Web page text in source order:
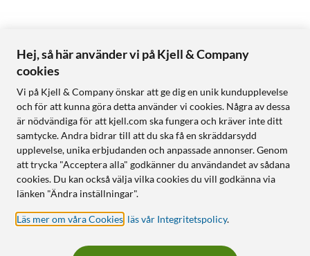
Hej, så här använder vi på Kjell & Company
cookies
Vi på Kjell & Company önskar att ge dig en unik kundupplevelse
och för att kunna göra detta använder vi cookies. Några av dessa
är nödvändiga för att kjell.com ska fungera och kräver inte ditt
samtycke. Andra bidrar till att du ska få en skräddarsydd
upplevelse, unika erbjudanden och anpassade annonser. Genom
att trycka "Acceptera alla" godkänner du användandet av sådana
cookies. Du kan också välja vilka cookies du vill godkänna via
länken "Ändra inställningar".
Läs mer om våra Cookies läs vår Integritetspolicy.